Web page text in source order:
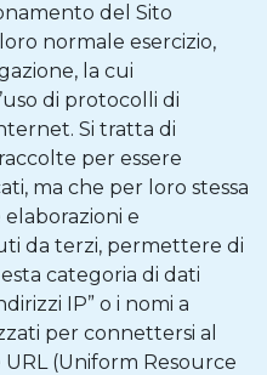
del Sito
normale esercizio,
la cui
di protocolli di
Si tratta di
per essere
ma che per loro stessa
e
da terzi, permettere di
categoria di dati
IP” o i nomi a
per connettersi al
(Uniform Resource